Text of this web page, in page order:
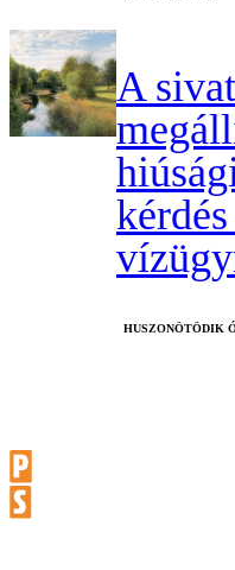
A
HUSZONÖTÖDIK